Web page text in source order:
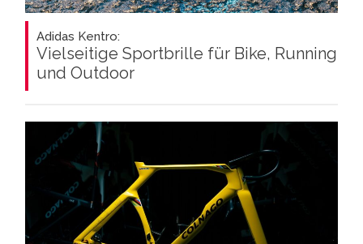
Adidas Kentro:
Vielseitige Sportbrille für Bike, Running
und Outdoor